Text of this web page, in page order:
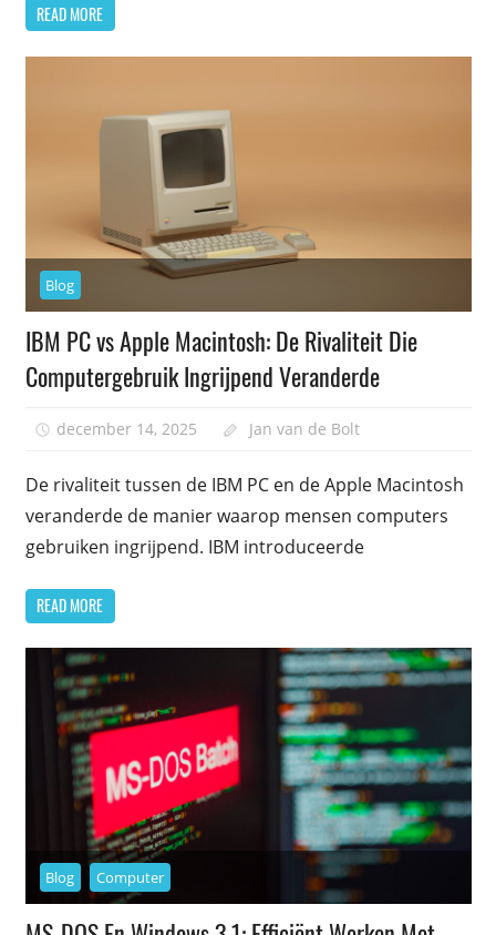
READ MORE
Blog
IBM PC vs Apple Macintosh: De Rivaliteit Die
Computergebruik Ingrijpend Veranderde
december 14, 2025 Jan van de Bolt
De rivaliteit tussen de IBM PC en de Apple Macintosh
veranderde de manier waarop mensen computers
gebruiken ingrijpend. IBM introduceerde
READ MORE
Blog Computer